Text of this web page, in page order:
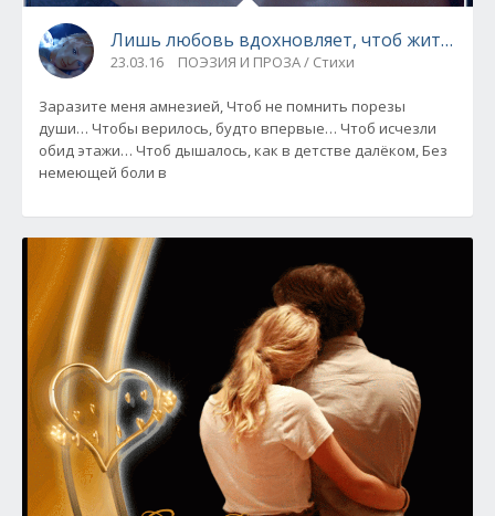
Лишь любовь вдохновляет, чтоб жить…
23.03.16 ПОЭЗИЯ И ПРОЗА / Стихи
Заразите меня амнезией, Чтоб не помнить порезы
души… Чтобы верилось, будто впервые… Чтоб исчезли
обид этажи… Чтоб дышалось, как в детстве далёком, Без
немеющей боли в